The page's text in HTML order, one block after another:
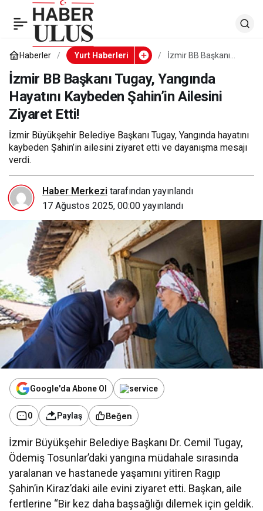
Haberler Yurt Haberleri
İzmir BB Başkanı
Hayatını Kaybeden
Şahin’in Ailesini
Ziyaret Etti!
İzmir BB Başkanı Tugay, Yangında
Hayatını Kaybeden Şahin’in Ailesini
Ziyaret Etti!
İzmir Büyükşehir Belediye Başkanı Tugay, Yangında hayatını
kaybeden Şahin’in ailesini ziyaret etti ve dayanışma mesajı
verdi.
Haber Merkezi tarafından yayınlandı
17 Ağustos 2025, 00:00 yayınlandı
Google'da Abone Ol
0 Paylaş Beğen
İzmir Büyükşehir Belediye Başkanı Dr. Cemil Tugay,
Ödemiş Tosunlar’daki yangına müdahale sırasında
yaralanan ve hastanede yaşamını yitiren Ragıp
Şahin’in Kiraz’daki aile evini ziyaret etti. Başkan, aile
fertlerine “Bir kez daha başsağlığı dilemek için geldik.
İzmir BB Başkanı Tugay,
Yangında Hayatını
Kaybeden Şahin’in
Ailesini Ziyaret Etti!